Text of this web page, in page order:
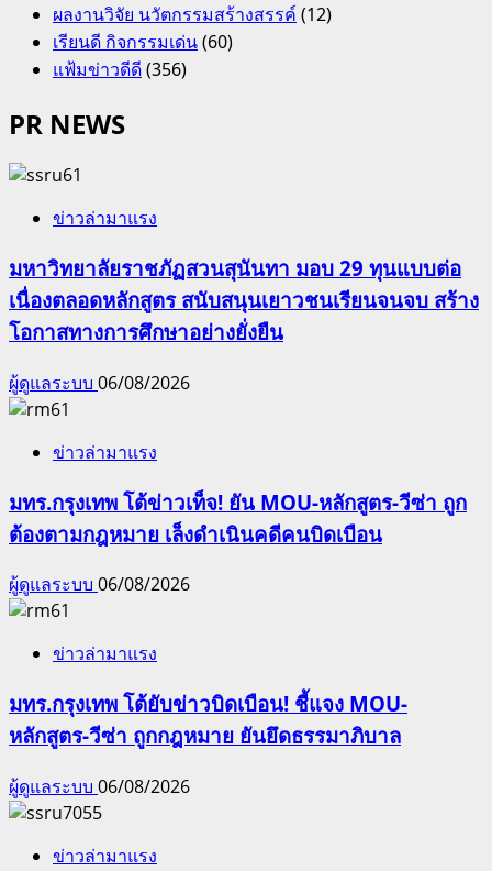
ผลงานวิจัย นวัตกรรมสร้างสรรค์(12)
เรียนดี กิจกรรมเด่น(60)
แฟ้มข่าวดีดี(356)
PR NEWS
ข่าวล่ามาแรง
มหาวิทยาลัยราชภัฏสวนสุนันทา มอบ 29 ทุนแบบต่อ
เนื่องตลอดหลักสูตร สนับสนุนเยาวชนเรียนจนจบ สร้าง
โอกาสทางการศึกษาอย่างยั่งยืน
ผู้ดูแลระบบ 06/08/2026
ข่าวล่ามาแรง
มทร.กรุงเทพ โต้ข่าวเท็จ! ยัน MOU-หลักสูตร-วีซ่า ถูก
ต้องตามกฎหมาย เล็งดำเนินคดีคนบิดเบือน
ผู้ดูแลระบบ 06/08/2026
ข่าวล่ามาแรง
มทร.กรุงเทพ โต้ยับข่าวบิดเบือน! ชี้แจง MOU-
หลักสูตร-วีซ่า ถูกกฎหมาย ยันยึดธรรมาภิบาล
ผู้ดูแลระบบ 06/08/2026
ข่าวล่ามาแรง